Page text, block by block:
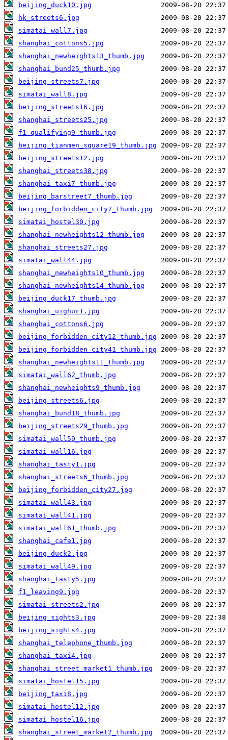
beijing_duck10.jpg
hk_streets6.jpg
simatai_wall7.jpg
shanghai_cottons5.jpg
shanghai_newheights13_thumb.jpg
shanghai_bund25_thumb.jpg
beijing_streets7.jpg
simatai_wall8.jpg
beijing_streets16.jpg
shanghai_streets25.jpg
f1_qualifying9_thumb.jpg
beijing_tianmen_square19_thumb.jpg
beijing_streets12.jpg
shanghai_streets38.jpg
shanghai_taxi7_thumb.jpg
beijing_barstreet7_thumb.jpg
beijing_forbidden_city7_thumb.jpg
simatai_hostel30.jpg
shanghai_newheights12_thumb.jpg
shanghai_streets27.jpg
simatai_wall44.jpg
shanghai_newheights10_thumb.jpg
shanghai_newheights14_thumb.jpg
beijing_duck17_thumb.jpg
shanghai_uighur1.jpg
shanghai_cottons6.jpg
beijing_forbidden_city12_thumb.jpg
beijing_forbidden_city41_thumb.jpg
shanghai_newheights11_thumb.jpg
simatai_wall62_thumb.jpg
shanghai_newheights9_thumb.jpg
beijing_streets6.jpg
shanghai_bund18_thumb.jpg
beijing_streets29_thumb.jpg
simatai_wall59_thumb.jpg
simatai_wall16.jpg
shanghai_tasty1.jpg
shanghai_streets6_thumb.jpg
beijing_forbidden_city27.jpg
simatai_wall43.jpg
simatai_wall41.jpg
simatai_wall61_thumb.jpg
shanghai_cafe1.jpg
beijing_duck2.jpg
simatai_wall49.jpg
shanghai_tasty5.jpg
f1_leaving9.jpg
simatai_streets2.jpg
beijing_sights3.jpg
beijing_sights4.jpg
shanghai_telephone_thumb.jpg
shanghai_taxi4.jpg
shanghai_street_market1_thumb.jpg
simatai_hostel15.jpg
beijing_taxi8.jpg
simatai_hostel12.jpg
simatai_hostel16.jpg
shanghai_street_market2_thumb.jpg